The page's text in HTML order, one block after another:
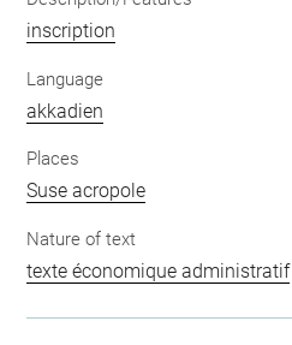
inscription
Language
akkadien
Places
Suse acropole
Nature of text
texte économique administratif